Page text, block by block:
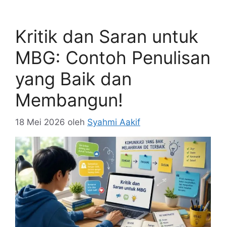
Kritik dan Saran untuk
MBG: Contoh Penulisan
yang Baik dan
Membangun!
18 Mei 2026 oleh Syahmi Aakif